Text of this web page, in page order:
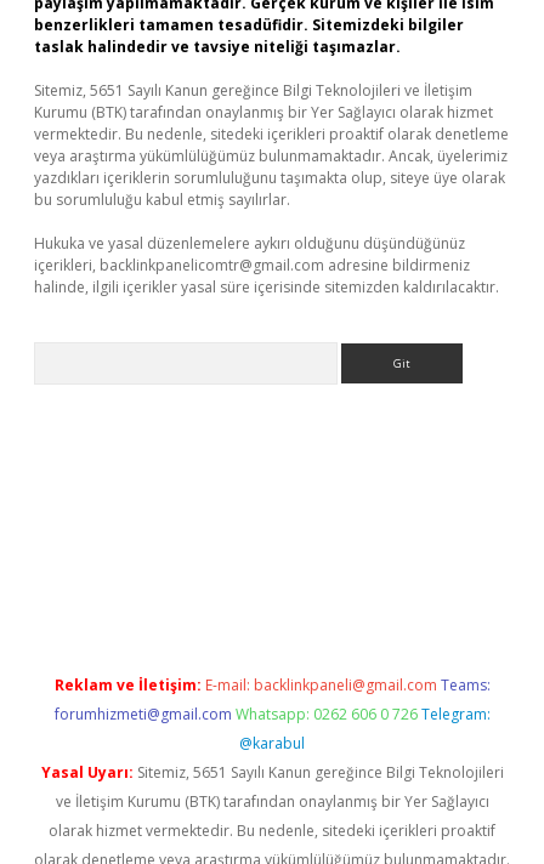
benzerlikleri tamamen tesadüfidir. Sitemizdeki bilgiler
taslak halindedir ve tavsiye niteliği taşımazlar.
Sitemiz, 5651 Sayılı Kanun gereğince Bilgi Teknolojileri ve İletişim
Kurumu (BTK) tarafından onaylanmış bir Yer Sağlayıcı olarak hizmet
vermektedir. Bu nedenle, sitedeki içerikleri proaktif olarak denetleme
veya araştırma yükümlülüğümüz bulunmamaktadır. Ancak, üyelerimiz
yazdıkları içeriklerin sorumluluğunu taşımakta olup, siteye üye olarak
bu sorumluluğu kabul etmiş sayılırlar.
Hukuka ve yasal düzenlemelere aykırı olduğunu düşündüğünüz
içerikleri, backlinkpanelicomtr@gmail.com adresine bildirmeniz
halinde, ilgili içerikler yasal süre içerisinde sitemizden kaldırılacaktır.
Reklam ve İletişim: E-mail: backlinkpaneli@gmail.com Teams:
forumhizmeti@gmail.com Whatsapp: 0262 606 0 726 Telegram:
@karabul
Yasal Uyarı: Sitemiz, 5651 Sayılı Kanun gereğince Bilgi Teknolojileri
ve İletişim Kurumu (BTK) tarafından onaylanmış bir Yer Sağlayıcı
olarak hizmet vermektedir. Bu nedenle, sitedeki içerikleri proaktif
olarak denetleme veya araştırma yükümlülüğümüz bulunmamaktadır.